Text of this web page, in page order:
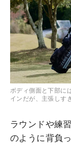
ボディ側面と下部に
インだが、主張しす
ラウンドや練
のように背負